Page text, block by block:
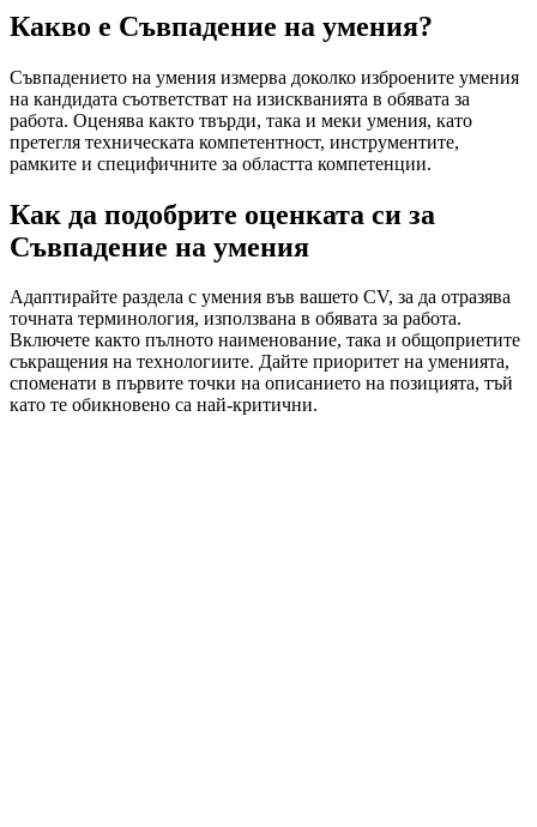
Какво е Съвпадение на умения?
Съвпадението на умения измерва доколко изброените умения
на кандидата съответстват на изискванията в обявата за
работа. Оценява както твърди, така и меки умения, като
претегля техническата компетентност, инструментите,
рамките и специфичните за областта компетенции.
Как да подобрите оценката си за
Съвпадение на умения
Адаптирайте раздела с умения във вашето CV, за да отразява
точната терминология, използвана в обявата за работа.
Включете както пълното наименование, така и общоприетите
съкращения на технологиите. Дайте приоритет на уменията,
споменати в първите точки на описанието на позицията, тъй
като те обикновено са най-критични.